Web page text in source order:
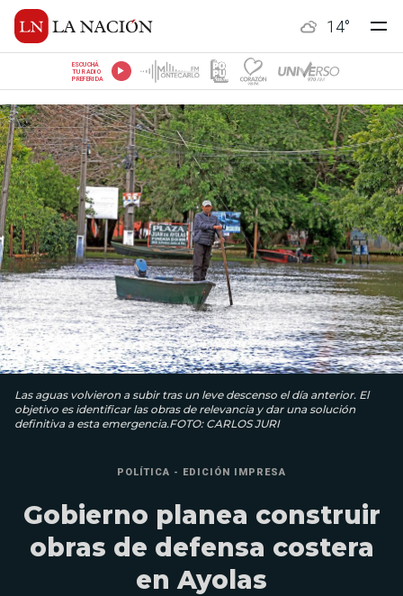
14°
ESCUCHÁ
TU RADIO
PREFERIDA
Las aguas volvieron a subir tras un leve descenso el día anterior. El
objetivo es identificar las obras de relevancia y dar una solución
definitiva a esta emergencia.FOTO: CARLOS JURI
POLÍTICA - EDICIÓN IMPRESA
Gobierno planea construir
obras de defensa costera
en Ayolas